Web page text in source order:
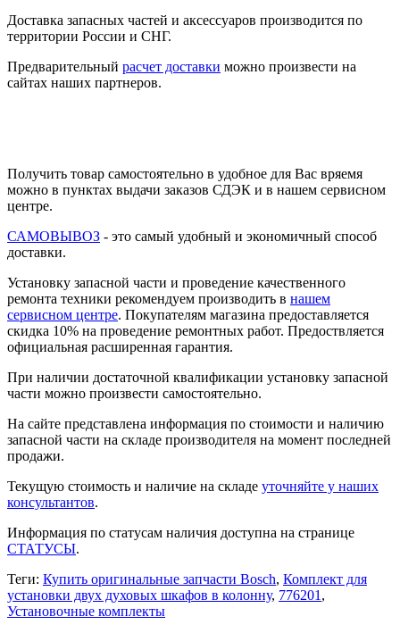
Доставка запасных частей и аксессуаров производится по
территории России и СНГ.
Предварительный расчет доставки можно произвести на
сайтах наших партнеров.
Получить товар самостоятельно в удобное для Вас вряемя
можно в пунктах выдачи заказов СДЭК и в нашем сервисном
центре.
САМОВЫВОЗ - это самый удобный и экономичный способ
доставки.
Установку запасной части и проведение качественного
ремонта техники рекомендуем производить в нашем
сервисном центре. Покупателям магазина предоставляется
скидка 10% на проведение ремонтных работ. Предоствляется
официальная расширенная гарантия.
При наличии достаточной квалификации установку запасной
части можно произвести самостоятельно.
На сайте представлена информация по стоимости и наличию
запасной части на складе производителя на момент последней
продажи.
Текущую стоимость и наличие на складе уточняйте у наших
консультантов.
Информация по статусам наличия доступна на странице
СТАТУСЫ.
Теги: Купить оригинальные запчасти Bosch, Комплект для
установки двух духовых шкафов в колонну, 776201 ,
Установочные комплекты